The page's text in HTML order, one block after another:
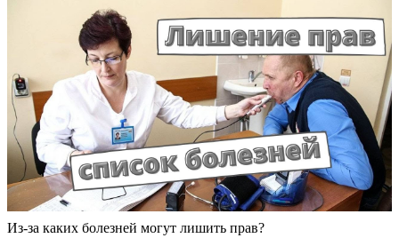
Из-за каких болезней могут лишить прав?